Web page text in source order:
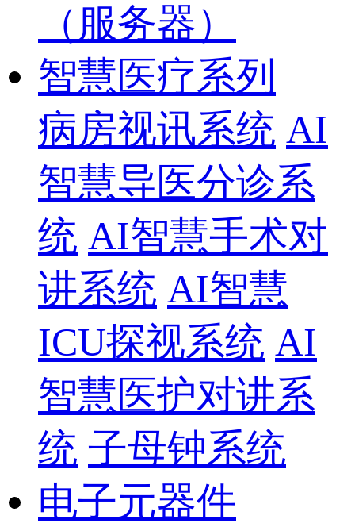
（服务器）
智慧医疗系列
病房视讯系统 AI
智慧导医分诊系
统 AI智慧手术对
讲系统 AI智慧
ICU探视系统 AI
智慧医护对讲系
统 子母钟系统
电子元器件